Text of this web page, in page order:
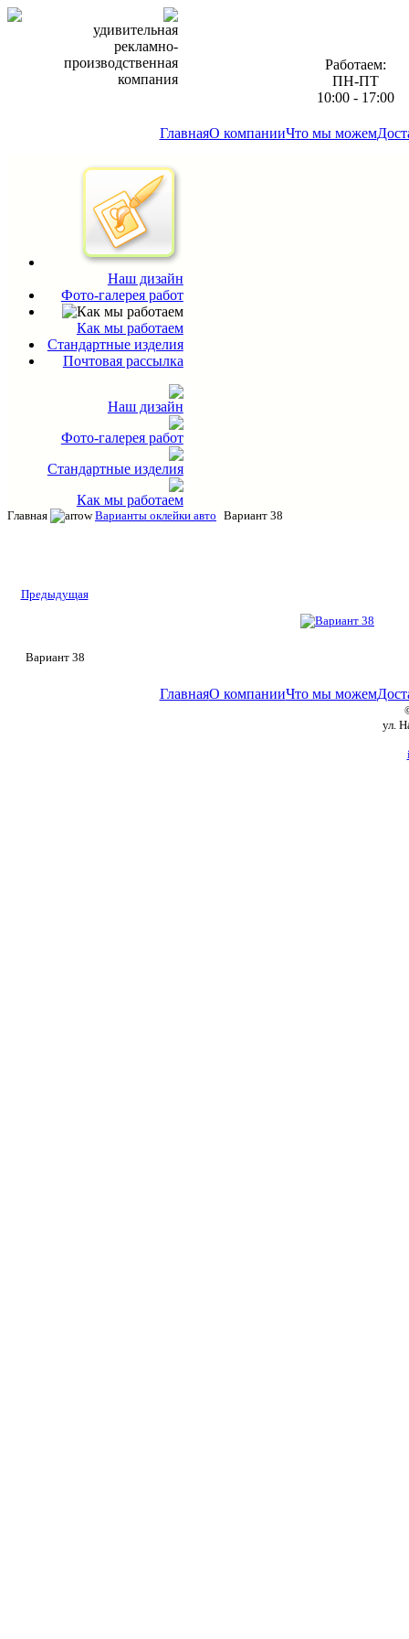
удивительная
рекламно-
производственная
компания
Работаем:
ПН-ПТ
10:00 - 17:00
ГлавнаяО компанииЧто мы можем
Наш дизайн
Фото-галерея работ
Как мы работаем
Стандартные изделия
Почтовая рассылка
Наш дизайн
Фото-галерея работ
Стандартные изделия
Как мы работаем
Главная Варианты оклейки авто Вариант 38
Предыдущая
Вариант 38
ГлавнаяО компанииЧто мы можем
ул.